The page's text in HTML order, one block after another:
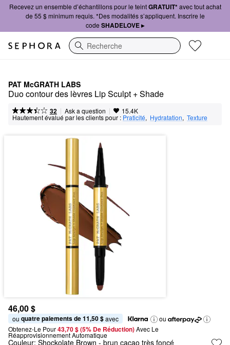
Recevez un ensemble d’échantillons pour le teintGRATUIT*avec tout achat
de 55 $ minimum requis. *Des modalités s’appliquent. Inscrire le
code SHADELOVE ▸
Recherche
PAT McGRATH LABS
Duo contour des lèvres Lip Sculpt + Shade
32 | Ask a question | 15.4K
Hautement évalué par les clients pour : Praticité, Hydratation, Texture
46,00 $
ou quatre paiements de 11,50 $ avec
ou
Obtenez-Le Pour43,70 $ (5% De Réduction) Avec Le
Réapprovisionnement Automatique
Couleur: Shockolate Brown - brun cacao très foncé